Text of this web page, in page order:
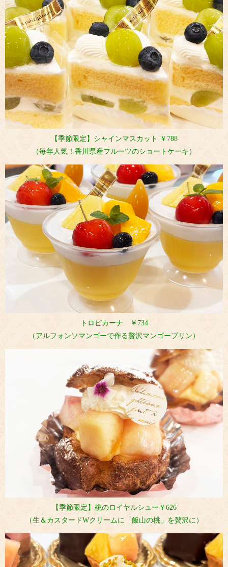
【季節限定】シャインマスカット ￥788
（毎年人気！香川県産フルーツのショートケーキ ）
トロピカーナ ￥734
（アルフォンソマンゴーで作る贅沢マンゴープリン）
【季節限定】桃のロイヤルシュー￥626
（生＆カスタードWクリームに「飯山の桃」を贅沢に）